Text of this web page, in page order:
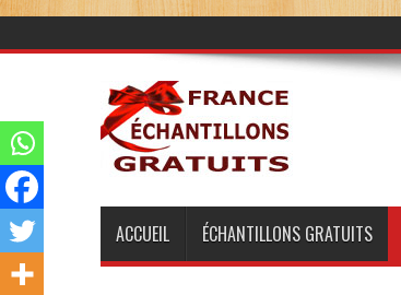
ACCUEIL ÉCHANTILLONS GRATUITS